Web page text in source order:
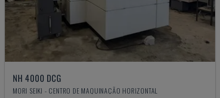
NH 4000 DCG
MORI SEIKI - CENTRO DE MAQUINAÇÃO HORIZONTAL